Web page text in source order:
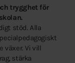
trygghet för
stöd. Alla
växer. Vi vill
stärka